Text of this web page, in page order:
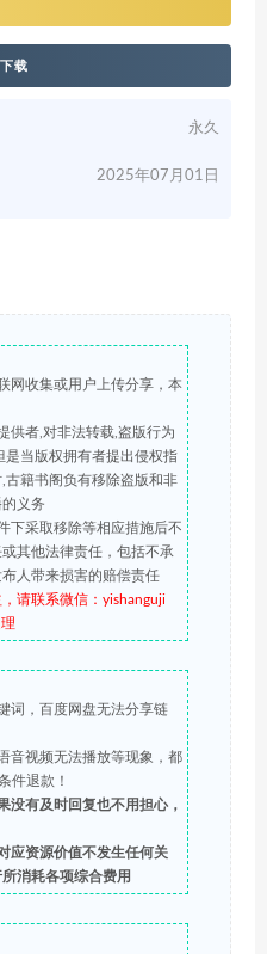
载
永久
2025年07月01日
网收集或用户上传分享，本
供者,对非法转载,盗版行为
是当版权拥有者提出侵权指
古籍书阁负有移除盗版和非
义务
下采取移除等相应措施后不
其他法律责任，包括不承
人带来损害的赔偿责任
请联系微信：yishanguji
词，百度网盘无法分享链
音视频无法播放等现象，都
件退款！
没有及时回复也不用担心，
应资源价值不发生任何关
消耗各项综合费用